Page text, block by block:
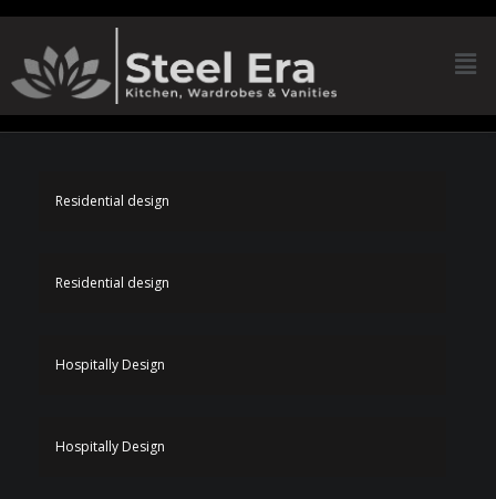
Residential design
Residential design
Hospitally Design
Hospitally Design